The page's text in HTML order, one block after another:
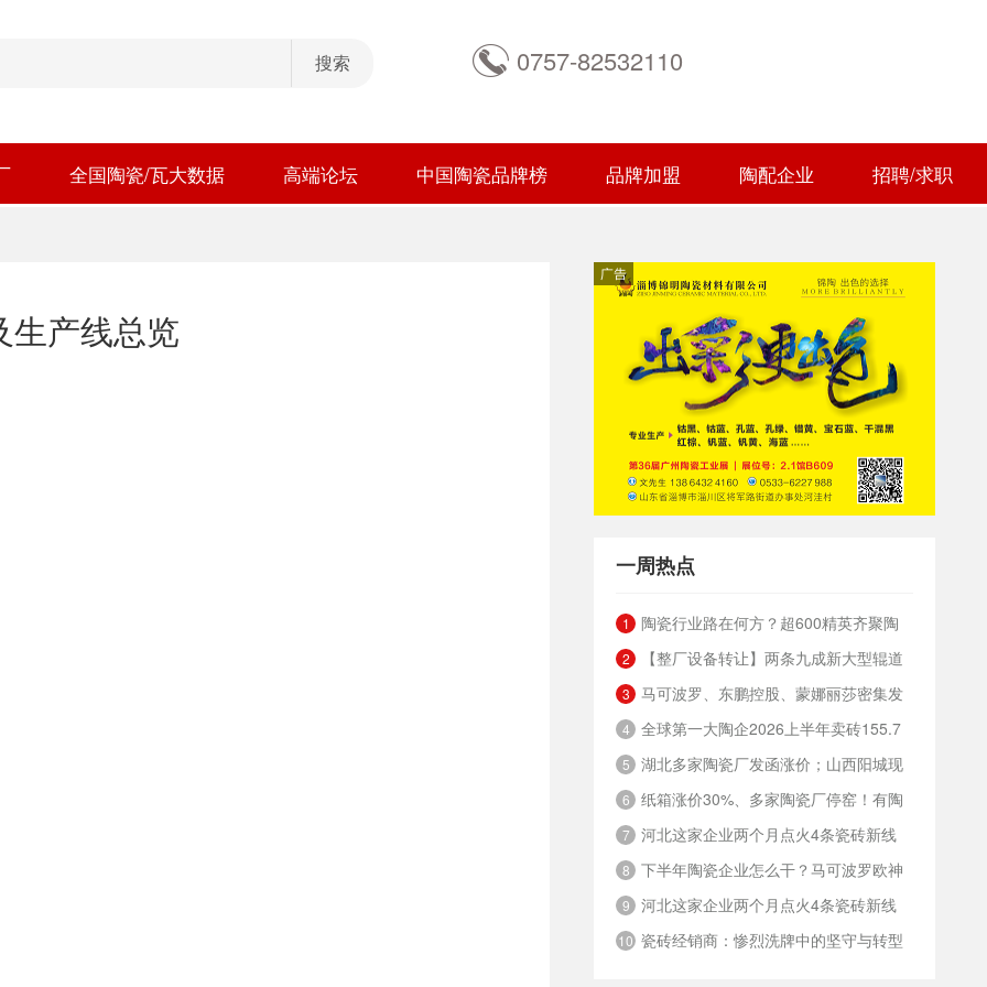
0757-82532110
全国陶瓷/瓦大数据 高端论坛 中国陶瓷品牌榜 品牌加盟 陶配企业 招聘/求职
生产线总览
一周热点
1
陶瓷行业路在何方？超600精英齐聚陶
业年度思想盛会，樊纲、何乾、龙建刚献智
破局
2
【整厂设备转让】两条九成新大型辊道
窑
3
马可波罗、东鹏控股、蒙娜丽莎密集发
布公告，合计新获28项专利
4
全球第一大陶企2026上半年卖砖155.7
亿元，瓷砖净利润9.8亿元
5
湖北多家陶瓷厂发函涨价；山西阳城现
有15家陶瓷厂，过去两年火热技改
6
纸箱涨价30%、多家陶瓷厂停窑！有陶
企老板呼吁：不能再扩产能了
7 河北这家企业两个月点火4条瓷砖新线
8
下半年陶瓷企业怎么干？马可波罗欧神
诺鹰牌金意陶简一箭牌新锦成宏宇太阳瑞
阳……
9 河北这家企业两个月点火4条瓷砖新线
10 瓷砖经销商：惨烈洗牌中的坚守与转型